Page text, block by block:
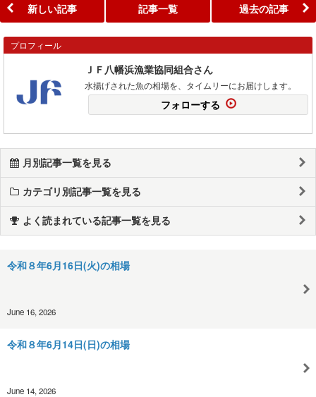
新しい記事 記事一覧 過去の記事
プロフィール
ＪＦ八幡浜漁業協同組合さん
水揚げされた魚の相場を、タイムリーにお届けします。
フォローする
月別記事一覧を見る
カテゴリ別記事一覧を見る
よく読まれている記事一覧を見る
令和８年6月16日(火)の相場
June 16, 2026
令和８年6月14日(日)の相場
June 14, 2026